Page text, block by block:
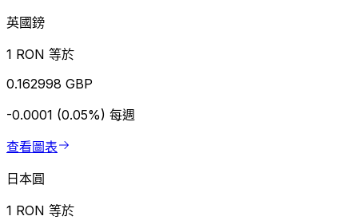
英國鎊
1 RON 等於
0.162998 GBP
-0.0001 (0.05%) 每週
查看圖表
日本圓
1 RON 等於